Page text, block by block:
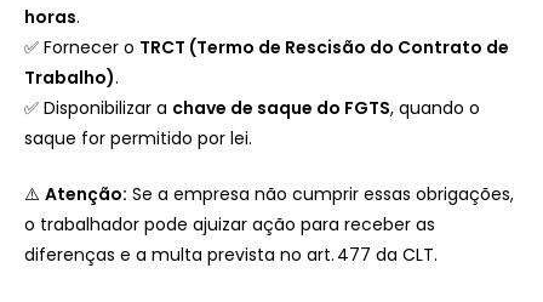
horas.
✅ Fornecer o TRCT (Termo de Rescisão do Contrato de
Trabalho).
✅ Disponibilizar a chave de saque do FGTS, quando o
saque for permitido por lei.
⚠️ Atenção: Se a empresa não cumprir essas obrigações,
o trabalhador pode ajuizar ação para receber as
diferenças e a multa prevista no art. 477 da CLT.